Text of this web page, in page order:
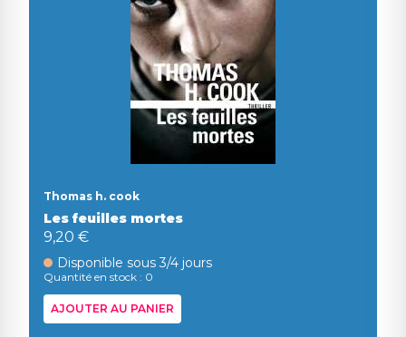
Thomas h. cook
Les feuilles mortes
9,20 €
Disponible sous 3/4 jours
Quantité en stock : 0
AJOUTER AU PANIER